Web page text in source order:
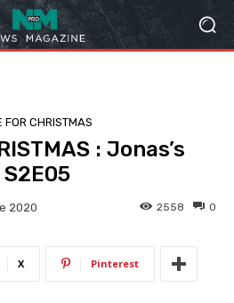
FOR CHRISTMAS
: Jonas’s
2020 0
2558
X Pinterest